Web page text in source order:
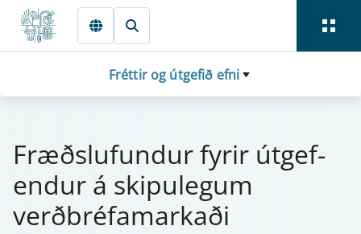
Fara beint í Meginmál
Fréttir og útgefið efni
Fræðslufund­ur fyr­ir út­gef­
end­ur á skipu­leg­um
verðbréfa­markaði